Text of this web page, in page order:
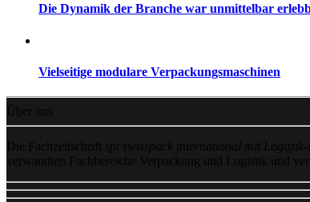
Die Dynamik der Branche war unmittelbar
Vielseitige modulare Verpackungsmaschinen
Über uns
Die Fachzeitschrift spi swisspack international mit
verwandten Fachbereiche Verpackung und Logistik und